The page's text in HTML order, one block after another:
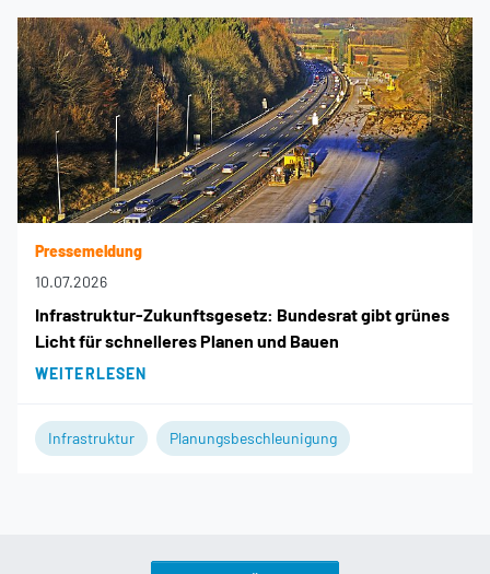
Pressemeldung
10.07.2026
Infrastruktur-Zukunftsgesetz: Bundesrat gibt grünes
Licht für schnelleres Planen und Bauen
WEITERLESEN
Infrastruktur Planungsbeschleunigung